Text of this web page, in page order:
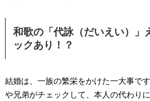
和歌の「代詠（だいえい）」
ックあり！？
結婚は、一族の繁栄をかけた一大事で
や兄弟がチェックして、本人の代わり